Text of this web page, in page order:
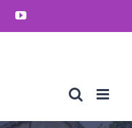
YouTube